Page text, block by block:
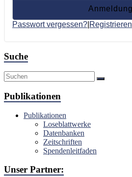
Passwort vergessen? Registrieren
Suche
Publikationen
Publikationen
Loseblattwerke
Datenbanken
Zeitschriften
Spendenleitfaden
Unser Partner: